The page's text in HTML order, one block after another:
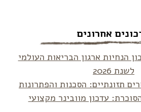
אחרונים
הנחיות ארגון הבריאות העולמי
לשנת 2026
תזונתיים: הסכנות והפתרונות
עדכון מוובינר מקצועי